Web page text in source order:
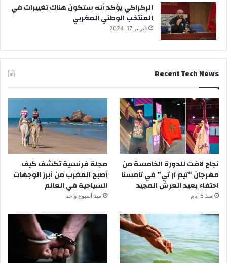
الركراكي يؤكد أنه ستكون هناك تغييرات في
المنتخب الوطني المغربي
فبراير 17, 2024
Recent Tech News
نجاح لافت للدورة الخامسة من
مهرجان “تيم آر تي” في تامسنا
احتفاء بعيد العرش المجيد
منذ 5 أيام
مجلة فرنسية تكشف كيف
أصبح المغرب من أبرز الوجهات
السياحية في العالم
منذ أسبوع واحد